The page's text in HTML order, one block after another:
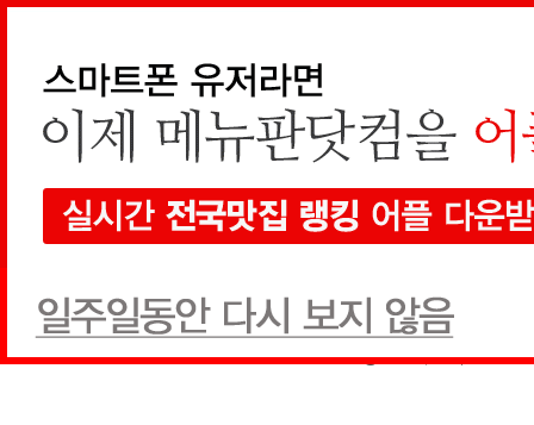
통합검색
아산
충남 서북단 역사의 도시